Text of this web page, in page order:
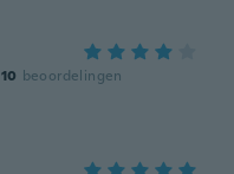
10 beoordelingen